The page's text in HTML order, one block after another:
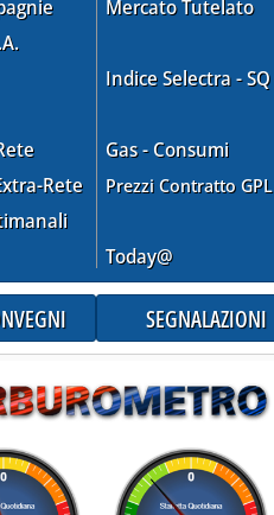
Rete
Mercato Tutelato
Indice Selectra - SQ
Gas - Consumi
Prezzi Contratto GPL
Today@
SEGNALAZIONI